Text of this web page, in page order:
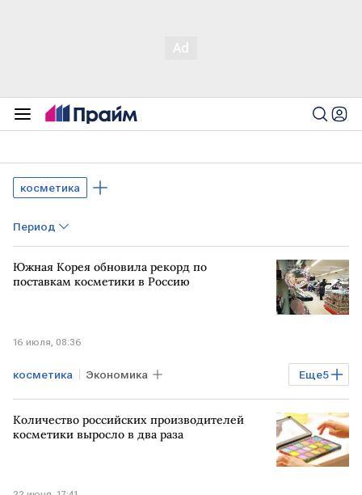
косметика
Период
Южная Корея обновила рекорд по
поставкам косметики в Россию
16 июля, 08:36
Еще5
косметика Экономика
Мировая экономика РОССИЯ
ЮЖНАЯ КОРЕЯ торговля
Количество российских производителей
косметики выросло в два раза